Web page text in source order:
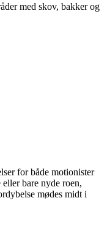
med skov, bakker og
for både motionister
bare nyde roen,
mødes midt i